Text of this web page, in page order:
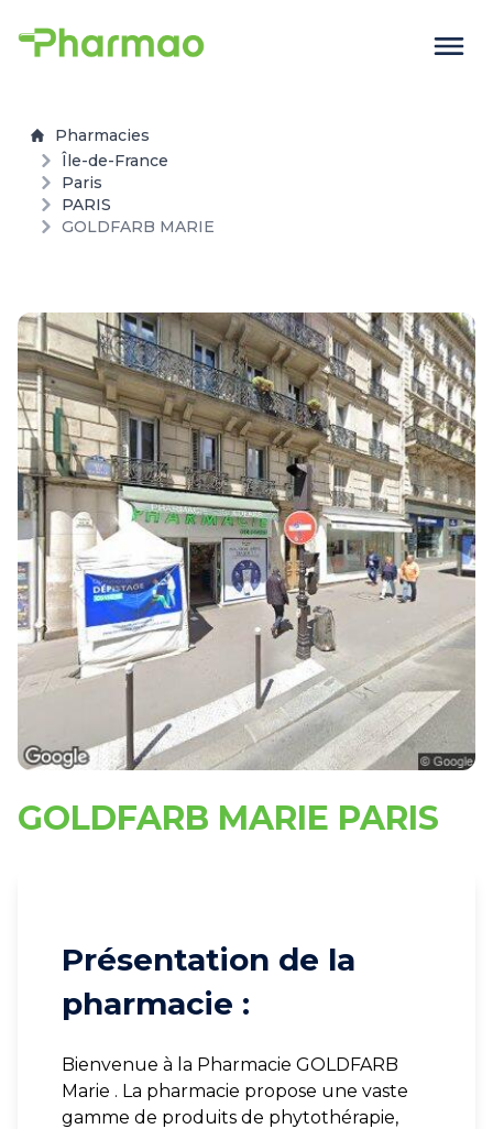
Pharmacies
Île-de-France
Paris
PARIS
GOLDFARB MARIE
GOLDFARB MARIE PARIS
Présentation de la
pharmacie :
Bienvenue à la Pharmacie GOLDFARB
Marie . La pharmacie propose une vaste
gamme de produits de phytothérapie,